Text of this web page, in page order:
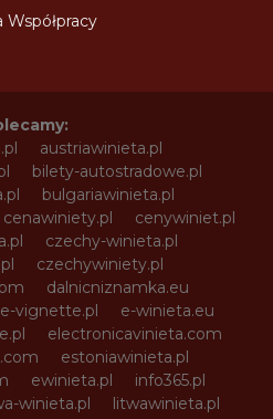
Współpracy
austriawinieta.pl
bilety-autostradowe.pl
bulgariawinieta.pl
cenawiniety.pl
cenywiniet.pl
czechy-winieta.pl
czechywiniety.pl
dalnicniznamka.eu
e-vignette.pl
e-winieta.eu
electronicavinieta.com
estoniawinieta.pl
ewinieta.pl
info365.pl
winieta.pl
litwawinieta.pl